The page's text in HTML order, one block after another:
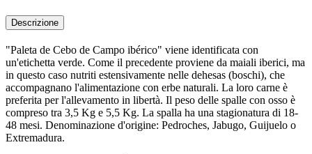
Descrizione
"Paleta de Cebo de Campo ibérico" viene identificata con
un'etichetta verde. Come il precedente proviene da maiali iberici, ma
in questo caso nutriti estensivamente nelle dehesas (boschi), che
accompagnano l'alimentazione con erbe naturali. La loro carne è
preferita per l'allevamento in libertà. Il peso delle spalle con osso è
compreso tra 3,5 Kg e 5,5 Kg. La spalla ha una stagionatura di 18-
48 mesi. Denominazione d'origine: Pedroches, Jabugo, Guijuelo o
Extremadura.